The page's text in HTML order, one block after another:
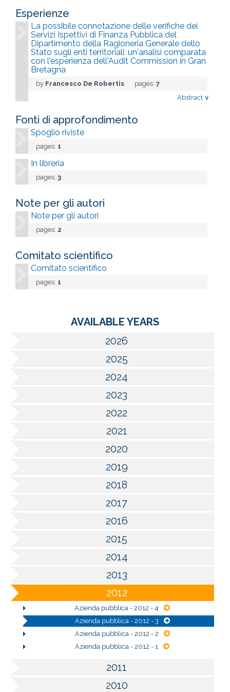
Esperienze
La possibile connotazione delle verifiche dei
Servizi Ispettivi di Finanza Pubblica del
Dipartimento della Ragioneria Generale dello
Stato sugli enti territoriali: un'analisi comparata
con l'esperienza dell'Audit Commission in Gran
Bretagna
by Francesco De Robertis pages: 7
Abstract ∨
Fonti di approfondimento
Spoglio riviste
pages: 1
In libreria
pages: 3
Note per gli autori
Note per gli autori
pages: 2
Comitato scientifico
Comitato scientifico
pages: 1
AVAILABLE YEARS
2026
2025
2024
2023
2022
2021
2020
2019
2018
2017
2016
2015
2014
2013
2012
Azienda pubblica - 2012 - 4
Azienda pubblica - 2012 - 3
Azienda pubblica - 2012 - 2
Azienda pubblica - 2012 - 1
2011
2010